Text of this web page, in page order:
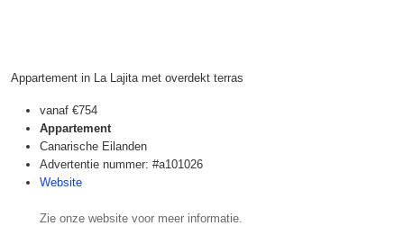
Appartement in La Lajita met overdekt terras
vanaf €754
Appartement
Canarische Eilanden
Advertentie nummer: #a101026
Website
Zie onze website voor meer informatie.